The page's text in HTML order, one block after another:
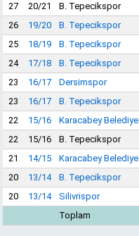
27
20/21
B. Tepecikspor
26
19/20 B. Tepecikspor
25
18/19 B. Tepecikspor
24
17/18 B. Tepecikspor
23
16/17 Dersimspor
23
16/17 B. Tepecikspor
22
15/16 Karacabey Belediye
22
15/16
B. Tepecikspor
21
14/15 Karacabey Belediye
20
13/14 B. Tepecikspor
20
13/14 Silivrispor
Toplam